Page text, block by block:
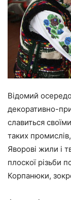
Відомий
декоративно-
славиться
таких
Яворові жили і
плоскої різьби
Корпанюки,